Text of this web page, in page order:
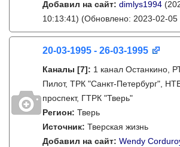
Добавил на сайт: dimlys1994
10:13:41) (Обновлено: 2023-02-05
20-03-1995 - 26-03-1995
Каналы [7]: 1 канал Останкино,
Пилот, ТРК "Санкт-Петербург",
проспект, ГТРК "Тверь"
Регион: Тверь
Источник: Тверская жизнь
Добавил на сайт: Wendy